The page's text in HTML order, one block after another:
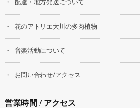
配達・地方発送について
花のアトリエ大川の多肉植物
音楽活動について
お問い合わせ/アクセス
営業時間 / アクセス